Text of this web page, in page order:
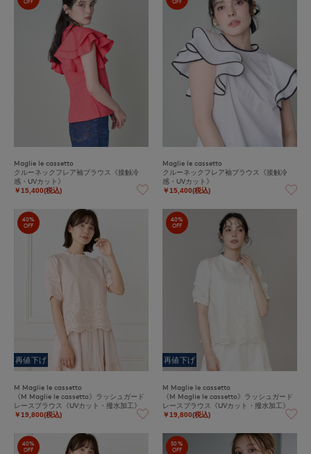
OFF
Maglie le cassetto
クルーネックフレア袖ブラウス《接触冷
感・UVカット》
￥15,400(税込)
OFF
Maglie le cassetto
クルーネックフレア袖ブラウス《接触冷
感・UVカット》
￥15,400(税込)
40%
OFF
再値下げ
M Maglie le cassetto
《M Maglie le cassetto》ラッシュガード
レースブラウス《UVカット・撥水加工》
￥19,800(税込)
40%
OFF
再値下げ
M Maglie le cassetto
《M Maglie le cassetto》ラッシュガード
レースブラウス《UVカット・撥水加工》
￥19,800(税込)
40%
OFF
50%
OFF